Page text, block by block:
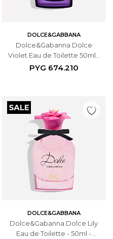
DOLCE&GABBANA
Dolce&Gabanna Dolce
Violet Eau de Toilette 50ml -
Femenino
PYG 674.210
DOLCE&GABBANA
Dolce&Gabanna Dolce Lily
Eau de Toilette - 50ml -